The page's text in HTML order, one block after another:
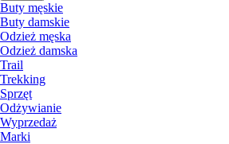
Buty męskie
Buty damskie
Odzież męska
Odzież damska
Trail
Trekking
Sprzęt
Odżywianie
Wyprzedaż
Marki